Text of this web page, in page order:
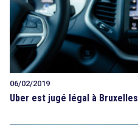
06/02/2019
Uber est jugé légal à Bruxelles